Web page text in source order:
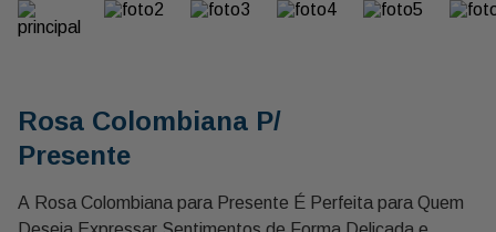
Rosa Colombiana P/
Presente
A Rosa Colombiana para Presente É Perfeita para Quem